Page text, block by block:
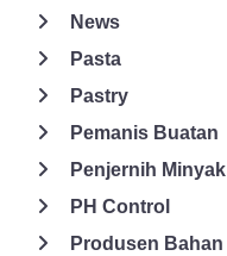
News
Pasta
Pastry
Pemanis Buatan
Penjernih Minyak
PH Control
Produsen Bahan